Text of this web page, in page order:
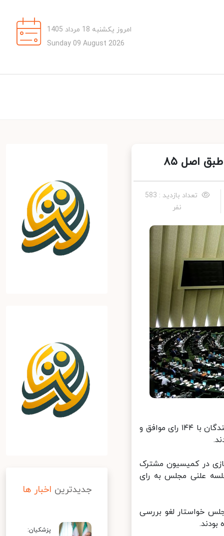
امروز یکشنبه 18 مرداد 1405
Sunday 09 August 2026
اصل ۸۵
تعداد بازدید : 583
نفر
ایرنا: در جلسه غیر علنی امروز مجلس درباره این طرح رای گیری شد که نمایندگان با ۱۴۴ رای موافق و
در کمیسیون مشترک
علنی مجلس به رای
خواستار لغو بررسی
جدیدترین اخبار ها
پزشکیان: